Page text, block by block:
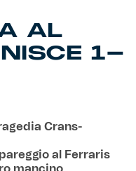
AL
1-
Crans-
al Ferraris